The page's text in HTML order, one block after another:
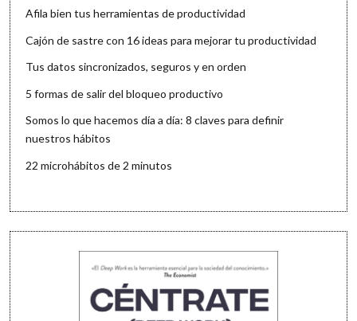
Afila bien tus herramientas de productividad
Cajón de sastre con 16 ideas para mejorar tu productividad
Tus datos sincronizados, seguros y en orden
5 formas de salir del bloqueo productivo
Somos lo que hacemos día a día: 8 claves para definir
nuestros hábitos
22 microhábitos de 2 minutos